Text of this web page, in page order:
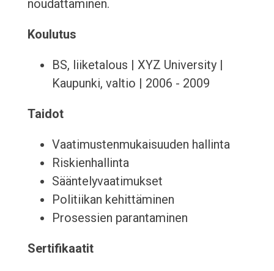
noudattaminen.
Koulutus
BS, liiketalous | XYZ University |
Kaupunki, valtio | 2006 - 2009
Taidot
Vaatimustenmukaisuuden hallinta
Riskienhallinta
Sääntelyvaatimukset
Politiikan kehittäminen
Prosessien parantaminen
Sertifikaatit